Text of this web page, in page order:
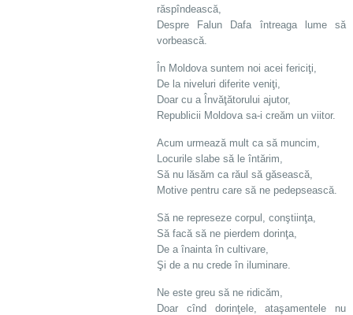
răspîndească,
Despre Falun Dafa întreaga lume să
vorbească.
În Moldova suntem noi acei fericiţi,
De la niveluri diferite veniţi,
Doar cu a Învăţătorului ajutor,
Republicii Moldova sa-i creăm un viitor.
Acum urmează mult ca să muncim,
Locurile slabe să le întărim,
Să nu lăsăm ca răul să găsească,
Motive pentru care să ne pedepsească.
Să ne represeze corpul, conştiinţa,
Să facă să ne pierdem dorinţa,
De a înainta în cultivare,
Şi de a nu crede în iluminare.
Ne este greu să ne ridicăm,
Doar cînd dorinţele, ataşamentele nu